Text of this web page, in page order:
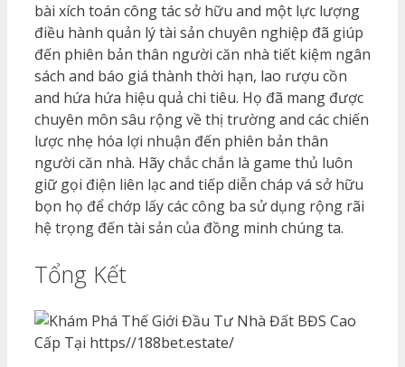
bài xích toán công tác sở hữu and một lực lượng
điều hành quản lý tài sản chuyên nghiệp đã giúp
đến phiên bản thân người căn nhà tiết kiệm ngân
sách and báo giá thành thời hạn, lao rượu cồn
and hứa hứa hiệu quả chi tiêu. Họ đã mang được
chuyên môn sâu rộng về thị trường and các chiến
lược nhẹ hóa lợi nhuận đến phiên bản thân
người căn nhà. Hãy chắc chắn là game thủ luôn
giữ gọi điện liên lạc and tiếp diễn cháp vá sở hữu
bọn họ để chớp lấy các công ba sử dụng rộng rãi
hệ trọng đến tài sản của đồng minh chúng ta.
Tổng Kết